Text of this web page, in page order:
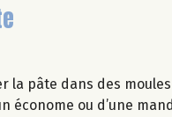
la pâte dans des
économe ou d’une